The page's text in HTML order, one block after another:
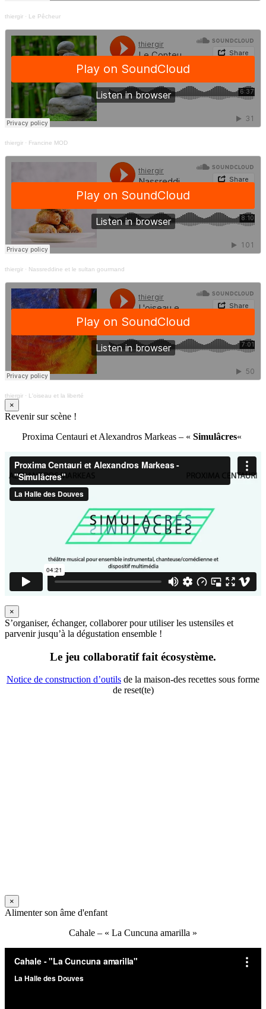
thiergir · Le Pêcheur
thiergir · Francine MOD
thiergir · Nassreddine et le sultan gourmand
thiergir · L'oiseau et la liberté
×
Revenir sur scène !
Proxima Centauri et Alexandros Markeas – « Simulâcres«
×
S’organiser, échanger, collaborer pour utiliser les ustensiles et
parvenir jusqu’à la dégustation ensemble !
Le jeu collaboratif fait écosystème.
Notice de construction d’outils de la maison-des recettes sous forme
de reset(te)
×
Alimenter son âme d'enfant
Cahale – « La Cuncuna amarilla »